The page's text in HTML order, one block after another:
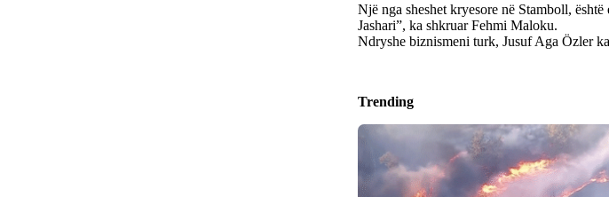
Një nga sheshet kryesore në Stamboll,
Jashari”, ka shkruar Fehmi Maloku.
Ndryshe biznismeni turk, Jusuf Aga Özler
Trending